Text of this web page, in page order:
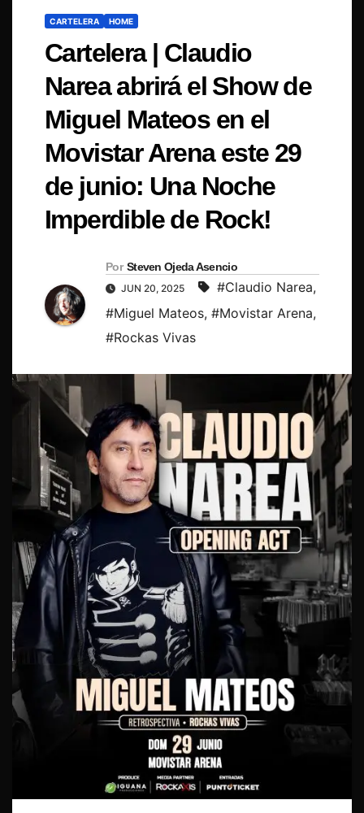
CARTELERA HOME
Cartelera | Claudio
Narea abrirá el Show de
Miguel Mateos en el
Movistar Arena este 29
de junio: Una Noche
Imperdible de Rock!
Por Steven Ojeda Asencio
JUN 20, 2025 #Claudio Narea,
#Miguel Mateos, #Movistar Arena,
#Rockas Vivas